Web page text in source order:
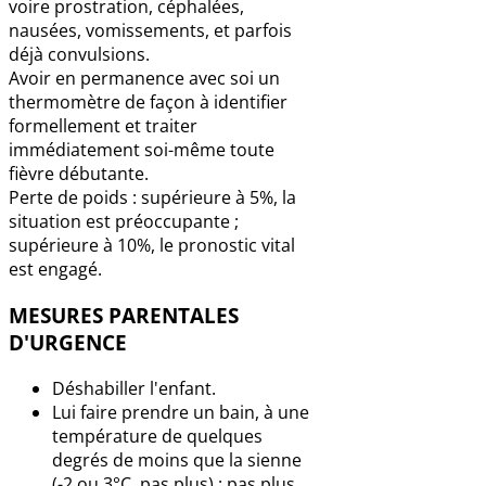
voire prostration, céphalées,
nausées, vomissements, et parfois
déjà convulsions.
Avoir en permanence avec soi un
thermomètre de façon à identifier
formellement et traiter
immédiatement soi-même toute
fièvre débutante.
Perte de poids : supérieure à 5%, la
situation est préoccupante ;
supérieure à 10%, le pronostic vital
est engagé.
MESURES PARENTALES
D'URGENCE
Déshabiller l'enfant.
Lui faire prendre un bain, à une
température de quelques
degrés de moins que la sienne